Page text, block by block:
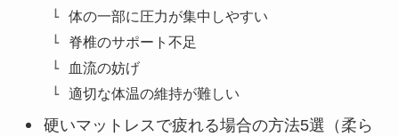
体の一部に圧力が集中しやすい
脊椎のサポート不足
血流の妨げ
適切な体温の維持が難しい
硬いマットレスで疲れる場合の方法5選（柔ら